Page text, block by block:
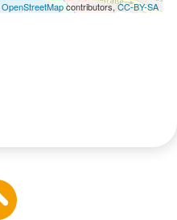
OpenStreetMapcontributors,CC-BY-SA